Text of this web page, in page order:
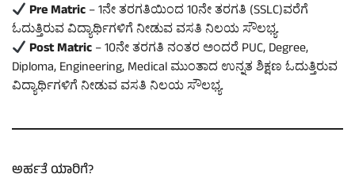
Pre Matric– 1ನೇ ತರಗತಿಯಿಂದ 10ನೇ ತರಗತಿ (SSLC)ವರೆಗೆ
ಓದುತ್ತಿರುವ ವಿದ್ಯಾರ್ಥಿಗಳಿಗೆ ನೀಡುವ ವಸತಿ ನಿಲಯ ಸೌಲಭ್ಯ.
Post Matric– 10ನೇ ತರಗತಿ ನಂತರ ಅಂದರೆ PUC, Degree,
Diploma, Engineering, Medical ಮುಂತಾದ ಉನ್ನತ ಶಿಕ್ಷಣ ಓದುತ್ತಿರುವ
ವಿದ್ಯಾರ್ಥಿಗಳಿಗೆ ನೀಡುವ ವಸತಿ ನಿಲಯ ಸೌಲಭ್ಯ.
ಅರ್ಹತೆ ಯಾರಿಗೆ?